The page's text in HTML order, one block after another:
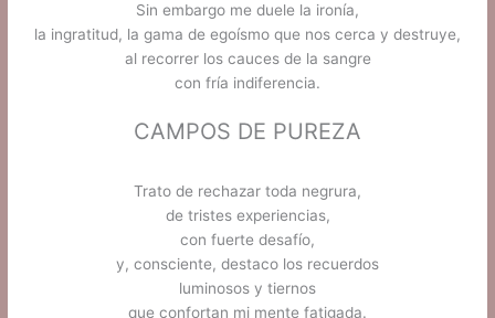
Sin embargo me duele la ironía,
la ingratitud, la gama de egoísmo que nos cerca y destruye,
al recorrer los cauces de la sangre
con fría indiferencia.
CAMPOS DE PUREZA
Trato de rechazar toda negrura,
de tristes experiencias,
con fuerte desafío,
y, consciente, destaco los recuerdos
luminosos y tiernos
que confortan mi mente fatigada.